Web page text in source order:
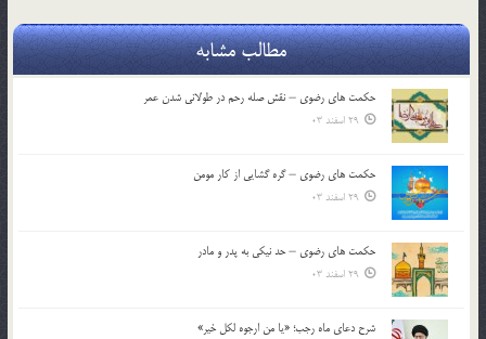
مطالب مشابه
حکمت های رضوی – نقش صله رحم در طولانی شدن عمر
29 اسفند 03
حکمت های رضوی – گره گشایی از کار مومن
29 اسفند 03
حکمت های رضوی – حد نیکی به پدر و مادر
29 اسفند 03
شرح دعای ماه رجب؛ «یا من ارجوه لکل خیر»